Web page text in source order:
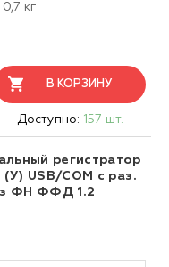
кг
В КОРЗИНУ
Доступно: 157 шт.
регистратор
USB/COM с раз.
ФН ФФД 1.2